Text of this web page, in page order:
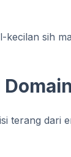
kecilan sih
terang dari